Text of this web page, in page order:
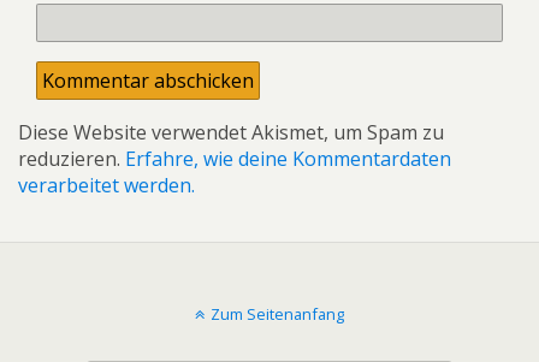
Diese Website verwendet Akismet, um Spam zu
reduzieren. Erfahre, wie deine Kommentardaten
verarbeitet werden.
Zum Seitenanfang